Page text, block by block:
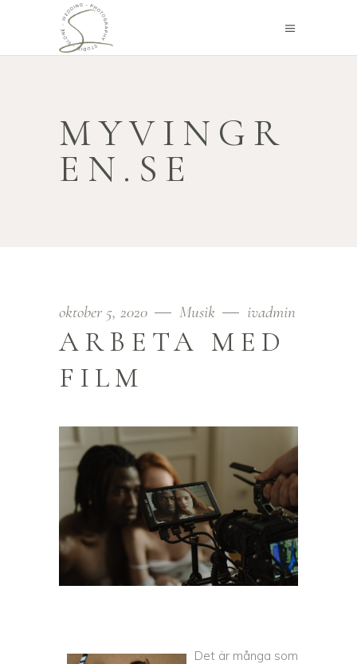
MYVINGR
EN.SE
oktober 5, 2020 Musik ivadmin
ARBETA MED
FILM
Det är många som